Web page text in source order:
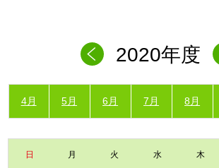
2020年度
4月 5月 6月 7月 8月
日 月 火 水 木